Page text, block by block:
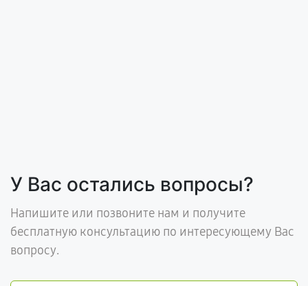
У Вас остались вопросы?
Напишите или позвоните нам и получите
бесплатную консультацию по интересующему Вас
вопросу.